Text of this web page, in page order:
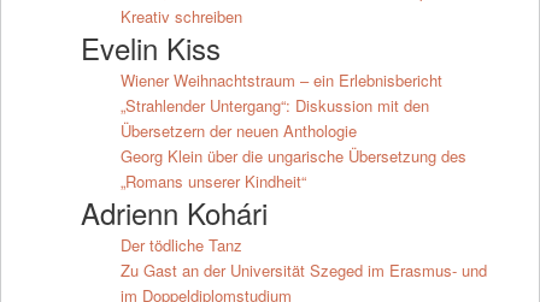
Kreativ schreiben
Evelin Kiss
Wiener Weihnachtstraum – ein Erlebnisbericht
„Strahlender Untergang“: Diskussion mit den
Übersetzern der neuen Anthologie
Georg Klein über die ungarische Übersetzung des
„Romans unserer Kindheit“
Adrienn Kohári
Der tödliche Tanz
Zu Gast an der Universität Szeged im Erasmus- und
im Doppeldiplomstudium